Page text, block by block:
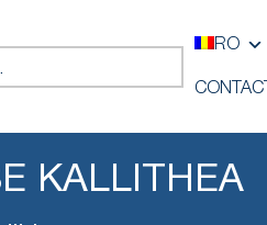
RO
CONTACT
KALLITHEA